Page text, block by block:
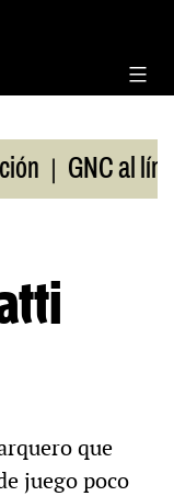
| GNC al límite
que
juego poco